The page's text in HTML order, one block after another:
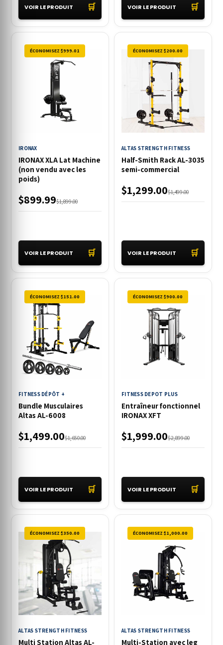
VOIR LE PRODUIT 🛒 VOIR LE PRODUIT 🛒
ÉCONOMISEZ $999.01
IRONAX
IRONAX XLA Lat Machine
(non vendu avec les
poids)
$1,899.00
$899.99
VOIR LE PRODUIT 🛒
ÉCONOMISEZ $200.00
ALTAS STRENGTH FITNESS
Half-Smith Rack AL-3035
semi-commercial
$1,499.00
$1,299.00
VOIR LE PRODUIT 🛒
ÉCONOMISEZ $151.00
FITNESS DÉPÔT +
Bundle Musculaires
Altas AL-6008
$1,650.00
$1,499.00
VOIR LE PRODUIT 🛒
ÉCONOMISEZ $900.00
FITNESS DEPOT PLUS
Entraîneur fonctionnel
IRONAX XFT
$2,899.00
$1,999.00
VOIR LE PRODUIT 🛒
ÉCONOMISEZ $350.00
ALTAS STRENGTH FITNESS
Multi Station Altas AL-
ÉCONOMISEZ $1,000.00
ALTAS STRENGTH FITNESS
Multi-Station avec leg